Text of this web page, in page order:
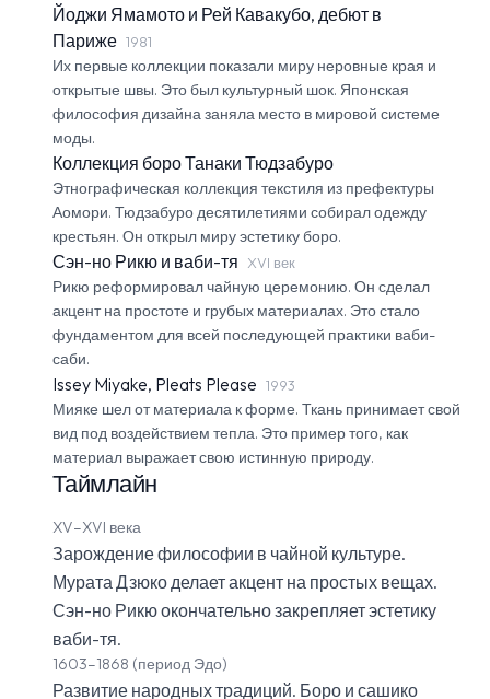
Йоджи Ямамото и Рей Кавакубо, дебют в
Париже 1981
Их первые коллекции показали миру неровные края и
открытые швы. Это был культурный шок. Японская
философия дизайна заняла место в мировой системе
моды.
Коллекция боро Танаки Тюдзабуро
Этнографическая коллекция текстиля из префектуры
Аомори. Тюдзабуро десятилетиями собирал одежду
крестьян. Он открыл миру эстетику боро.
Сэн-но Рикю и ваби-тя XVI век
Рикю реформировал чайную церемонию. Он сделал
акцент на простоте и грубых материалах. Это стало
фундаментом для всей последующей практики ваби-
саби.
Issey Miyake, Pleats Please 1993
Мияке шел от материала к форме. Ткань принимает свой
вид под воздействием тепла. Это пример того, как
материал выражает свою истинную природу.
Таймлайн
XV–XVI века
Зарождение философии в чайной культуре.
Мурата Дзюко делает акцент на простых вещах.
Сэн-но Рикю окончательно закрепляет эстетику
ваби-тя.
1603–1868 (период Эдо)
Развитие народных традиций. Боро и сашико